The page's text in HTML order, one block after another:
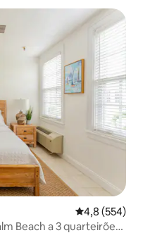
4,8 de uma
4,8 (554)
Beach a 3 quarteirões